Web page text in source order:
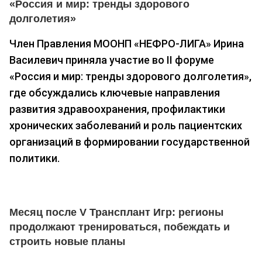
«Россия и мир: тренды здорового
долголетия»
Член Правления МООНП «НЕФРО-ЛИГА» Ирина
Василевич приняла участие во II форуме
«Россия и мир: тренды здорового долголетия»,
где обсуждались ключевые направления
развития здравоохранения, профилактики
хронических заболеваний и роль пациентских
организаций в формировании государственной
политики.
Месяц после V Трансплант Игр: регионы
продолжают тренироваться, побеждать и
строить новые планы